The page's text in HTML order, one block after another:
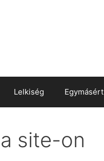
Lelkiség Egymásért
site-on